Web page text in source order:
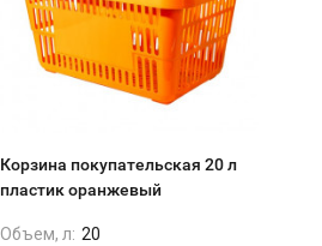
Корзина покупательская 20 л
пластик оранжевый
Объем, л: 20